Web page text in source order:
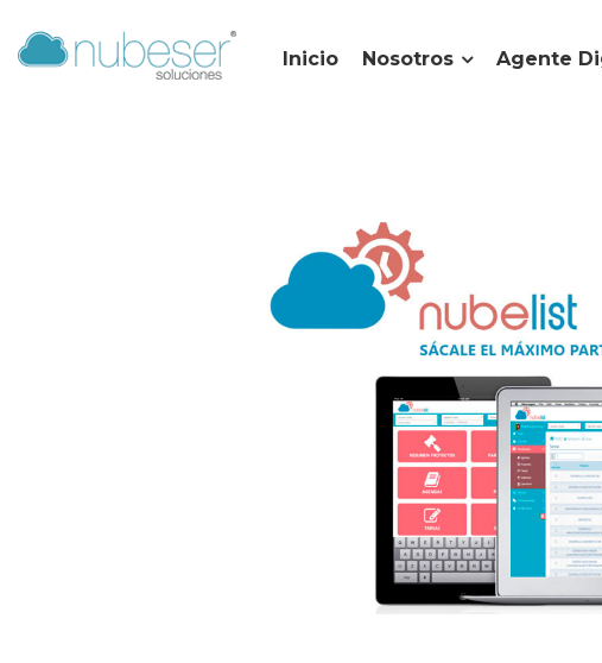
Inicio Nosotros Agente